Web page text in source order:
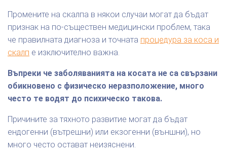
Промените на скалпа в някои случаи могат да бъдат
признак на по-съществен медицински проблем, така
че правилната диагноза и точната процедура за коса и
скалп е изключително важна.
Въпреки че заболяванията на косата не са свързани
обикновено с физическо неразположение, много
често те водят до психическо такова.
Причините за тяхното развитие могат да бъдат
ендогенни (вътрешни) или екзогенни (външни), но
много често остават неизяснени.